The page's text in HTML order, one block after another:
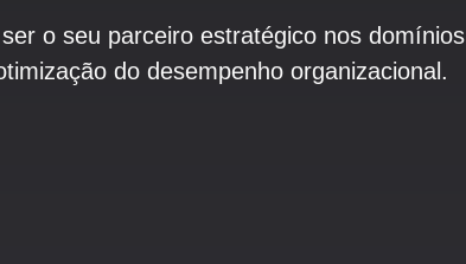
o seu parceiro estratégico nos domínios
do desempenho organizacional.